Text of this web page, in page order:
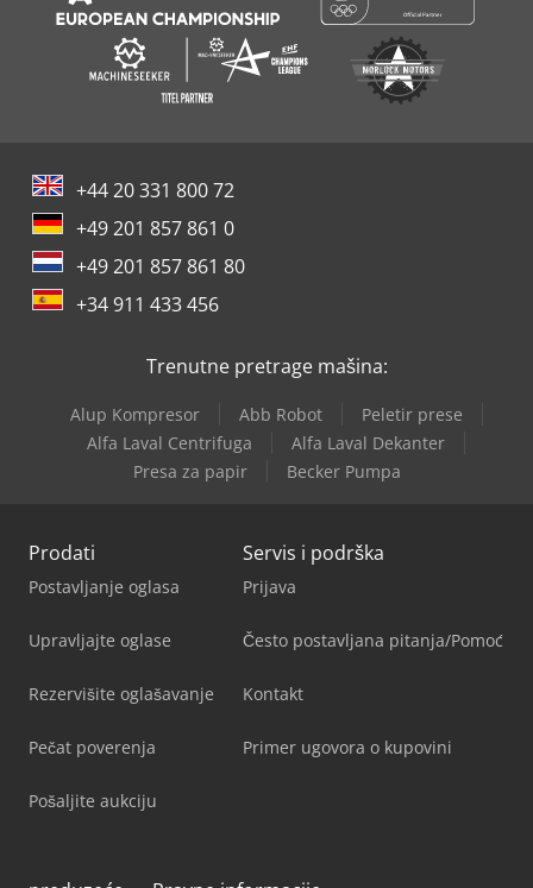
+44 20 331 800 72
+49 201 857 861 0
+49 201 857 861 80
+34 911 433 456
Trenutne pretrage mašina:
Alup Kompresor Abb Robot
Peletir prese
Alfa Laval Centrifuga
Alfa Laval Dekanter
Presa za papir
Becker Pumpa
Prodati
Postavljanje oglasa
Upravljajte oglase
Rezervišite oglašavanje
Pečat poverenja
Pošaljite aukciju
Servis i podrška
Prijava
Često postavljana pitanja/Pomoć
Kontakt
Primer ugovora o kupovini